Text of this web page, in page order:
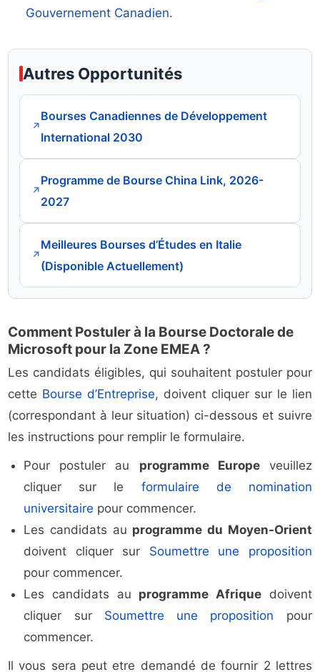
Gouvernement Canadien.
Autres Opportunités
↗
Bourses Canadiennes de Développement
International 2030
↗
Programme de Bourse China Link, 2026-
2027
↗
Meilleures Bourses d’Études en Italie
(Disponible Actuellement)
Comment Postuler à la Bourse Doctorale de
Microsoft pour la Zone EMEA ?
Les candidats éligibles, qui souhaitent postuler pour
cette Bourse d’Entreprise, doivent cliquer sur le lien
(correspondant à leur situation) ci-dessous et suivre
les instructions pour remplir le formulaire.
Pour postuler au programme Europeveuillez
cliquer sur le formulaire de nomination
universitaire pour commencer.
Les candidats au programme du Moyen-Orient
doivent cliquer sur Soumettre une proposition
pour commencer.
Les candidats au programme Afrique doivent
cliquer sur Soumettre une proposition pour
commencer.
Il vous sera peut etre demandé de fournir 2 lettres